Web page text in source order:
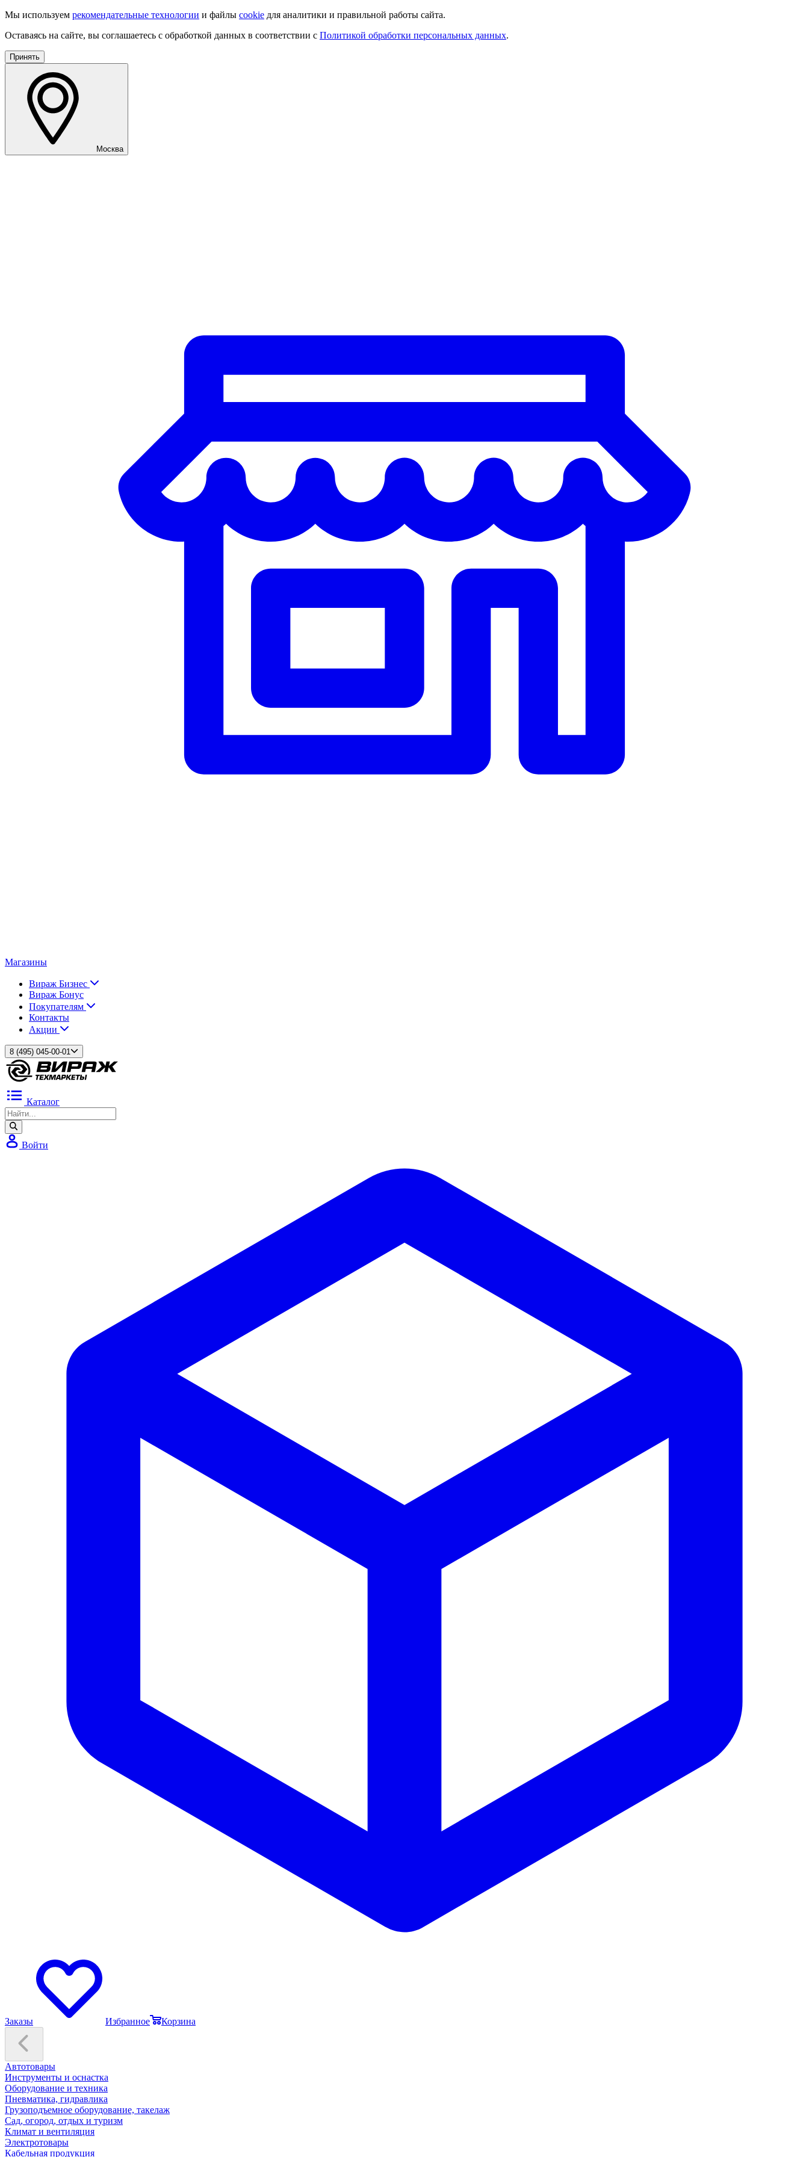
Мы используем рекомендательные технологии и файлы cookie для аналитики и правильной работы сайта.
Оставаясь на сайте, вы соглашаетесь с обработкой данных в соответствии с Политикой обработки персональных данных.
Принять
Москва
Магазины
Вираж Бизнес
Вираж Бонус
Покупателям
Контакты
Акции
8 (495) 045-00-01
Каталог
Войти
Заказы Избранное Корзина
Автотовары
Инструменты и оснастка
Оборудование и техника
Пневматика, гидравлика
Грузоподъемное оборудование, такелаж
Сад, огород, отдых и туризм
Климат и вентиляция
Электротовары
Кабельная продукция